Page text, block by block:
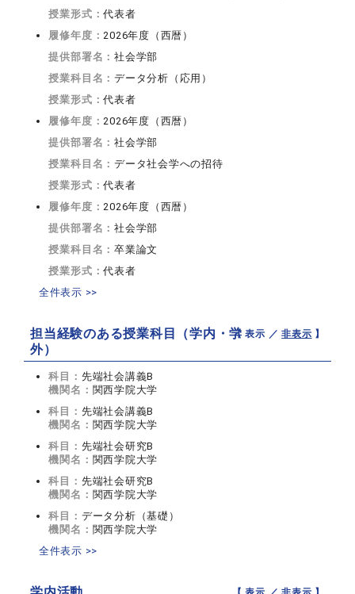
授業形式：代表者
履修年度：2026年度（西暦）
提供部署名：社会学部
授業科目名：データ分析（応用）
授業形式：代表者
履修年度：2026年度（西暦）
提供部署名：社会学部
授業科目名：データ社会学への招待
授業形式：代表者
履修年度：2026年度（西暦）
提供部署名：社会学部
授業科目名：卒業論文
授業形式：代表者
全件表示 >>
担当経験のある授業科目（学内・学
外）
【 表示 ／非表示 】
科目： 先端社会講義B
機関名： 関西学院大学
科目： 先端社会講義B
機関名： 関西学院大学
科目： 先端社会研究B
機関名： 関西学院大学
科目： 先端社会研究B
機関名： 関西学院大学
科目： データ分析（基礎）
機関名： 関西学院大学
全件表示 >>